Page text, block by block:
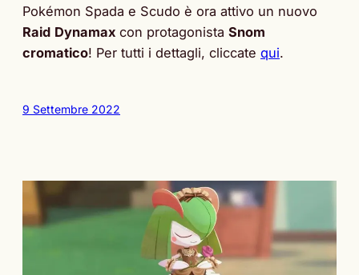
Pokémon Spada e Scudo è ora attivo un nuovo
Raid Dynamax con protagonista Snom
cromatico! Per tutti i dettagli, cliccate qui.
9 Settembre 2022